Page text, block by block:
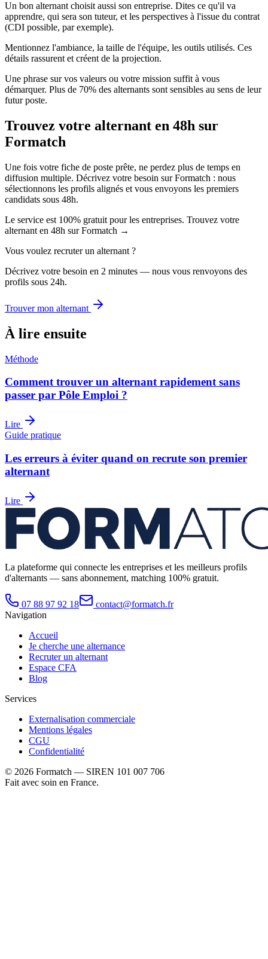
Un bon alternant choisit aussi son entreprise. Dites ce qu'il va
apprendre, qui sera son tuteur, et les perspectives à l'issue du contrat
(CDI possible, par exemple).
Mentionnez l'ambiance, la taille de l'équipe, les outils utilisés. Ces
détails rassurent et créent de la projection.
Une phrase sur vos valeurs ou votre mission suffit à vous
démarquer. Plus de 70% des alternants sont sensibles au sens de leur
futur poste.
Trouvez votre alternant en 48h sur
Formatch
Une fois votre fiche de poste prête, ne perdez plus de temps en
diffusion multiple. Décrivez votre besoin sur Formatch : nous
sélectionnons les profils alignés et vous envoyons les premiers
candidats sous 48h.
Le service est 100% gratuit pour les entreprises. Trouvez votre
alternant en 48h sur Formatch →
Vous voulez recruter un alternant ?
Décrivez votre besoin en 2 minutes — nous vous renvoyons des
profils sous 24h.
Trouver mon alternant
À lire ensuite
Méthode
Comment trouver un alternant rapidement sans
passer par Pôle Emploi ?
Lire
Guide pratique
Les erreurs à éviter quand on recrute son premier
alternant
Lire
La plateforme qui connecte les entreprises et les meilleurs profils
d'alternants — sans abonnement, matching 100% gratuit.
07 88 97 92 18
contact@formatch.fr
Navigation
Accueil
Je cherche une alternance
Recruter un alternant
Espace CFA
Blog
Services
Externalisation commerciale
Mentions légales
CGU
Confidentialité
© 2026 Formatch — SIREN 101 007 706
Fait avec soin en France.